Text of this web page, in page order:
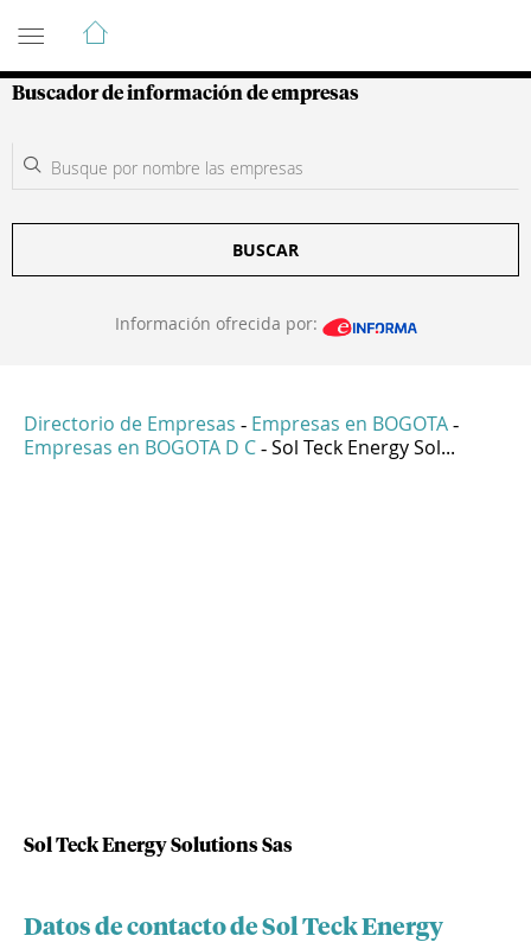
Guía de Empresas Colombianas
Buscador de información de empresas
BUSCAR
Información ofrecida por:
Directorio de Empresas - Empresas en BOGOTA -
Empresas en BOGOTA D C - Sol Teck Energy Sol...
Sol Teck Energy Solutions Sas
Datos de contacto de Sol Teck Energy